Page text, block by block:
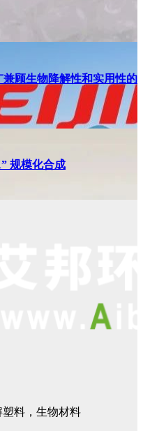
顾生物降解性和实用性的
规模化合成
料，生物材料